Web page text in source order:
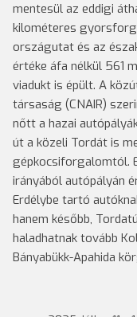
mentesül az eddigi
kilométeres
országutat és az
értéke áfa nélkül 561
viadukt is épült. A
társaság (CNAIR)
nőtt a hazai
út a közeli Tordát is
gépkocsiforgalomtól.
irányából autópályán
Erdélybe tartó
hanem később,
haladhatnak tovább
Bányabükk-Apahida